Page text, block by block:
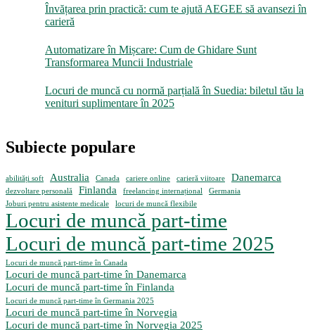
Învățarea prin practică: cum te ajută AEGEE să avansezi în
carieră
Automatizare în Mișcare: Cum de Ghidare Sunt
Transformarea Muncii Industriale
Locuri de muncă cu normă parțială în Suedia: biletul tău la
venituri suplimentare în 2025
Subiecte populare
abilități soft Australia Canada cariere online carieră viitoare Danemarca
dezvoltare personală Finlanda freelancing internațional
Germania
Joburi pentru asistente medicale
locuri de muncă flexibile
Locuri de muncă part-time
Locuri de muncă part-time 2025
Locuri de muncă part-time în Canada
Locuri de muncă part-time în Danemarca
Locuri de muncă part-time în Finlanda
Locuri de muncă part-time în Germania 2025
Locuri de muncă part-time în Norvegia
Locuri de muncă part-time în Norvegia 2025